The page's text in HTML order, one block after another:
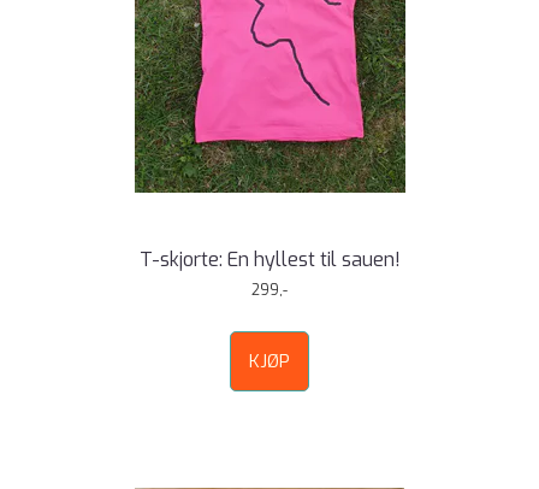
T-skjorte: En hyllest til sauen!
299,-
KJØP